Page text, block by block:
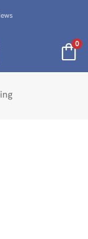
0